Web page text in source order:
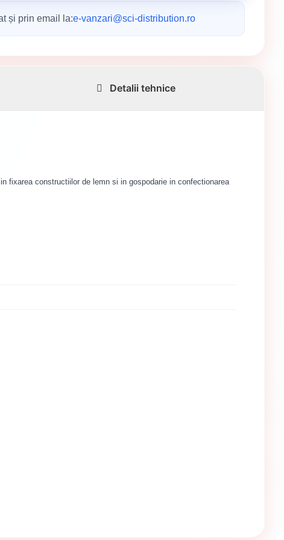
și prin email la:e-vanzari@sci-distribution.ro
Detalii tehnice
fixarea constructiilor de lemn si in gospodarie in confectionarea